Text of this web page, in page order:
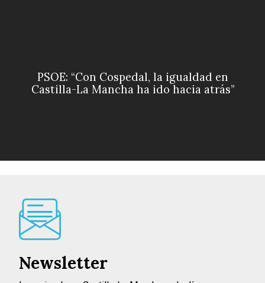
PSOE: “Con Cospedal, la igualdad en
Castilla-La Mancha ha ido hacia atrás”
Newsletter